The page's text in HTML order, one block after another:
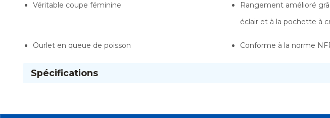
Véritable coupe féminine
Rangement amélioré
éclair et à la pochette à
Ourlet en queue de poisson Conforme à la norme
Spécifications